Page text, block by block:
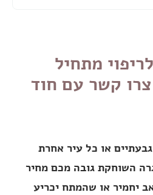
מתחיל
קשר עם חוד
או כל עיר אחרת
השוחקת גובה מכם מחיר
יחמיר או שהמתח יכריע